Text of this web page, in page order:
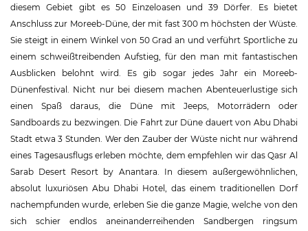
diesem Gebiet gibt es 50 Einzeloasen und 39 Dörfer. Es bietet
Anschluss zur Moreeb-Düne, der mit fast 300 m höchsten der Wüste.
Sie steigt in einem Winkel von 50 Grad an und verführt Sportliche zu
einem schweißtreibenden Aufstieg, für den man mit fantastischen
Ausblicken belohnt wird. Es gib sogar jedes Jahr ein Moreeb-
Dünenfestival. Nicht nur bei diesem machen Abenteuerlustige sich
einen Spaß daraus, die Düne mit Jeeps, Motorrädern oder
Sandboards zu bezwingen. Die Fahrt zur Düne dauert von Abu Dhabi
Stadt etwa 3 Stunden. Wer den Zauber der Wüste nicht nur während
eines Tagesausflugs erleben möchte, dem empfehlen wir das Qasr Al
Sarab Desert Resort by Anantara. In diesem außergewöhnlichen,
absolut luxuriösen Abu Dhabi Hotel, das einem traditionellen Dorf
nachempfunden wurde, erleben Sie die ganze Magie, welche von den
sich schier endlos aneinanderreihenden Sandbergen ringsum